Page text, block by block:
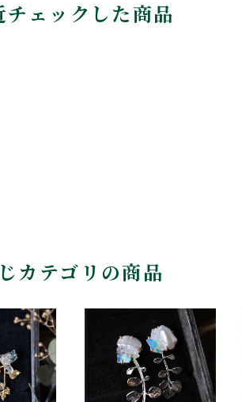
チェックした商品
カテゴリの商品